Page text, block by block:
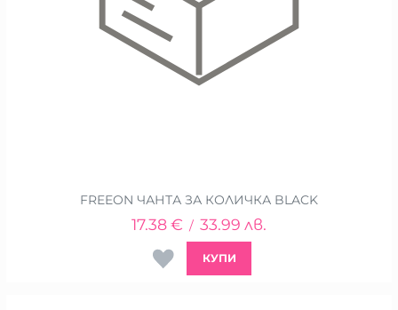
FREEON ЧАНТА ЗА КОЛИЧКА BLACK
17.38€ / 33.99 лв.
КУПИ